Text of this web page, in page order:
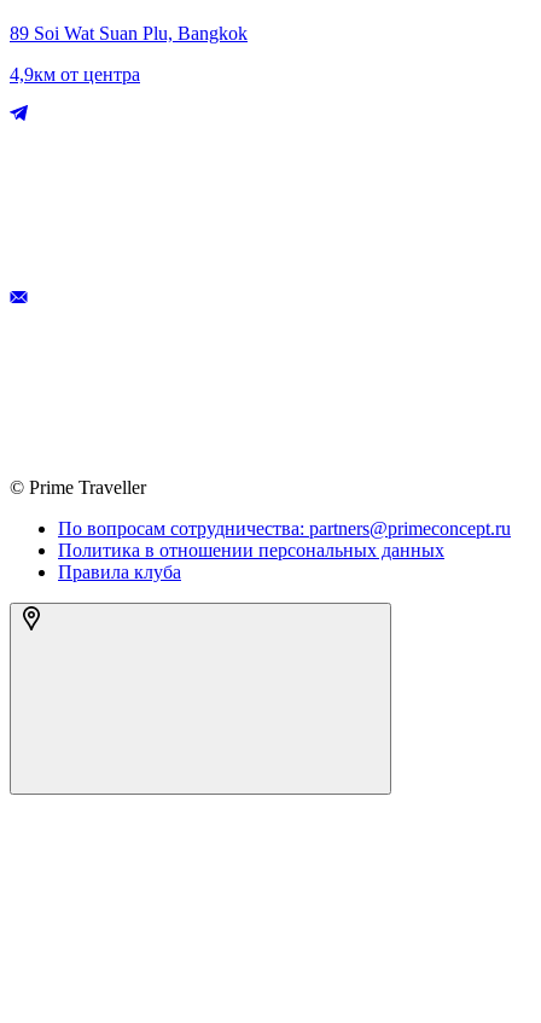
89 Soi Wat Suan Plu, Bangkok
4,9км от центра
© Prime Traveller
По вопросам сотрудничества: partners@primeconcept.ru
Политика в отношении персональных данных
Правила клуба